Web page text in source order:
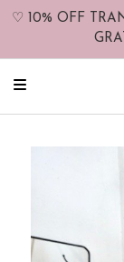
♡ 10% OFF